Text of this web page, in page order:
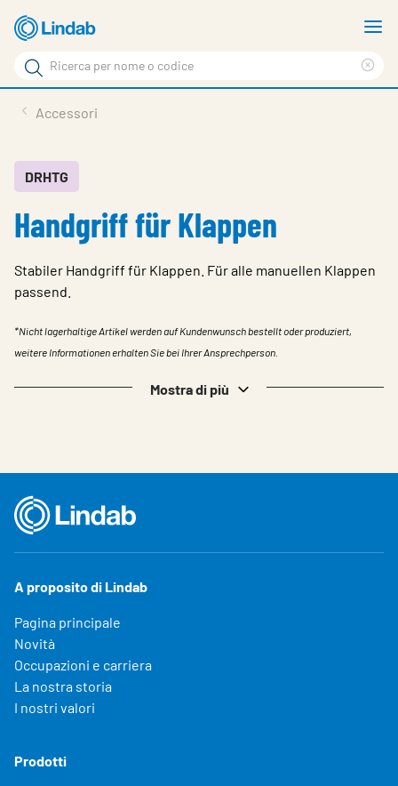
Log
visionare
Cerca
Cerca
Su Lindab
Su Tecnovent
Download
Log in
Accessori
DRHTG
Handgriff für Klappen
Stabiler Handgriff für Klappen. Für alle manuellen Klappen
passend.
*Nicht lagerhaltige Artikel werden auf Kundenwunsch bestellt oder produziert,
weitere Informationen erhalten Sie bei Ihrer Ansprechperson.
Mostra di più
A proposito di Lindab
Pagina principale
Novità
Occupazioni e carriera
La nostra storia
I nostri valori
Prodotti